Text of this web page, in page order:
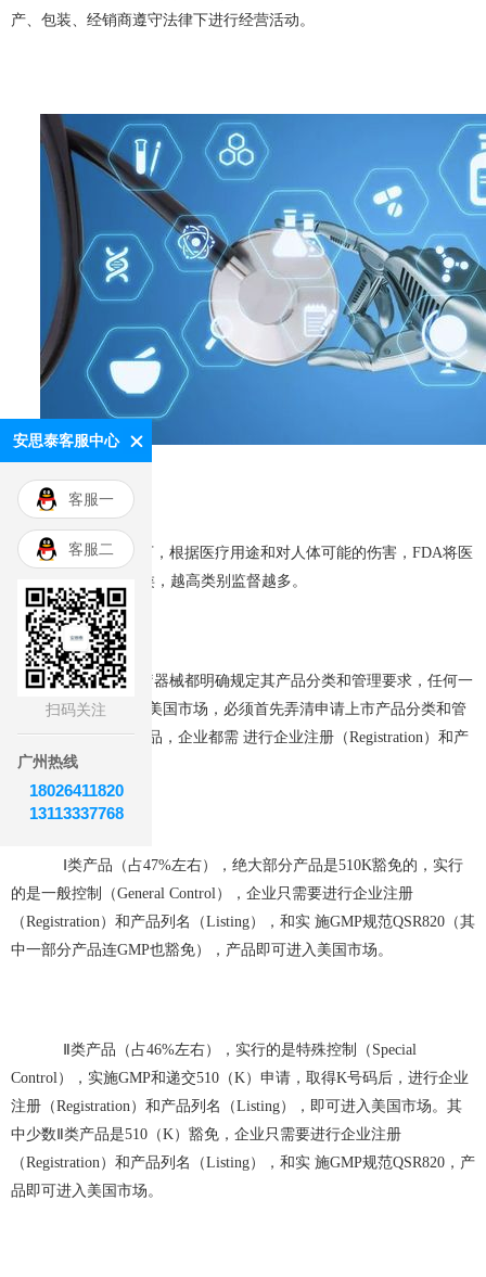
安思泰客服中心
客服一
客服二
扫码关注
广州热线
18026411820
13113337768
产、包装、经销商遵守法律下进行经营活动。
FDA监督之下，根据医疗用途和对人体可能的伤害，FDA将医
疗器械分为Ⅰ、Ⅱ、Ⅲ类，越高类别监督越多。
将每一种医疗器械都明确规定其产品分类和管理要求，任何一
种医疗器械想要进入美国市场，必须首先弄清申请上市产品分类和管
理要求。对于任何产品，企业都需 进行企业注册（Registration）和产
品列名（Listing）。
Ⅰ类产品（占47%左右），绝大部分产品是510K豁免的，实行
的是一般控制（General Control），企业只需要进行企业注册
（Registration）和产品列名（Listing），和实 施GMP规范QSR820（其
中一部分产品连GMP也豁免），产品即可进入美国市场。
Ⅱ类产品（占46%左右），实行的是特殊控制（Special
Control），实施GMP和递交510（K）申请，取得K号码后，进行企业
注册（Registration）和产品列名（Listing），即可进入美国市场。其
中少数Ⅱ类产品是510（K）豁免，企业只需要进行企业注册
（Registration）和产品列名（Listing），和实 施GMP规范QSR820，产
品即可进入美国市场。